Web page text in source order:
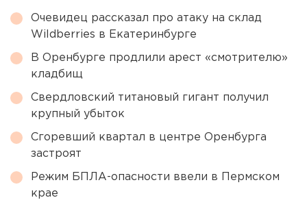
Очевидец рассказал про атаку на склад
Wildberries в Екатеринбурге
В Оренбурге продлили арест «смотрителю»
кладбищ
Свердловский титановый гигант получил
крупный убыток
Сгоревший квартал в центре Оренбурга
застроят
Режим БПЛА-опасности ввели в Пермском
крае